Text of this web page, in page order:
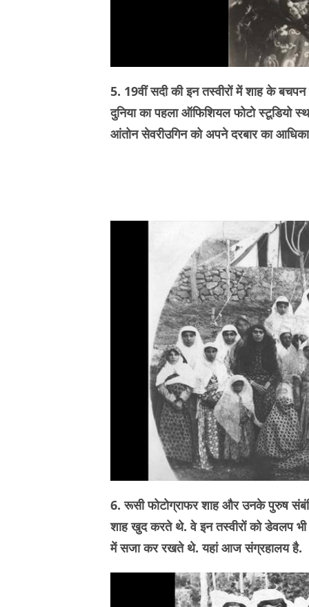
5. 19वीं सदी की इन तस्वीरों में शाह के
दुनिया का पहला ऑफिशियल फोटो स्टूडियो
आंतोन सेवरीउगिन को अपने दरबार का
6. रूसी फोटोग्राफर शाह और उनके पुरुष
शाह खुद करते थे. वे इन तस्वीरों को डेवलप
में सजा कर रखते थे. यहां आज संग्रहालय है.